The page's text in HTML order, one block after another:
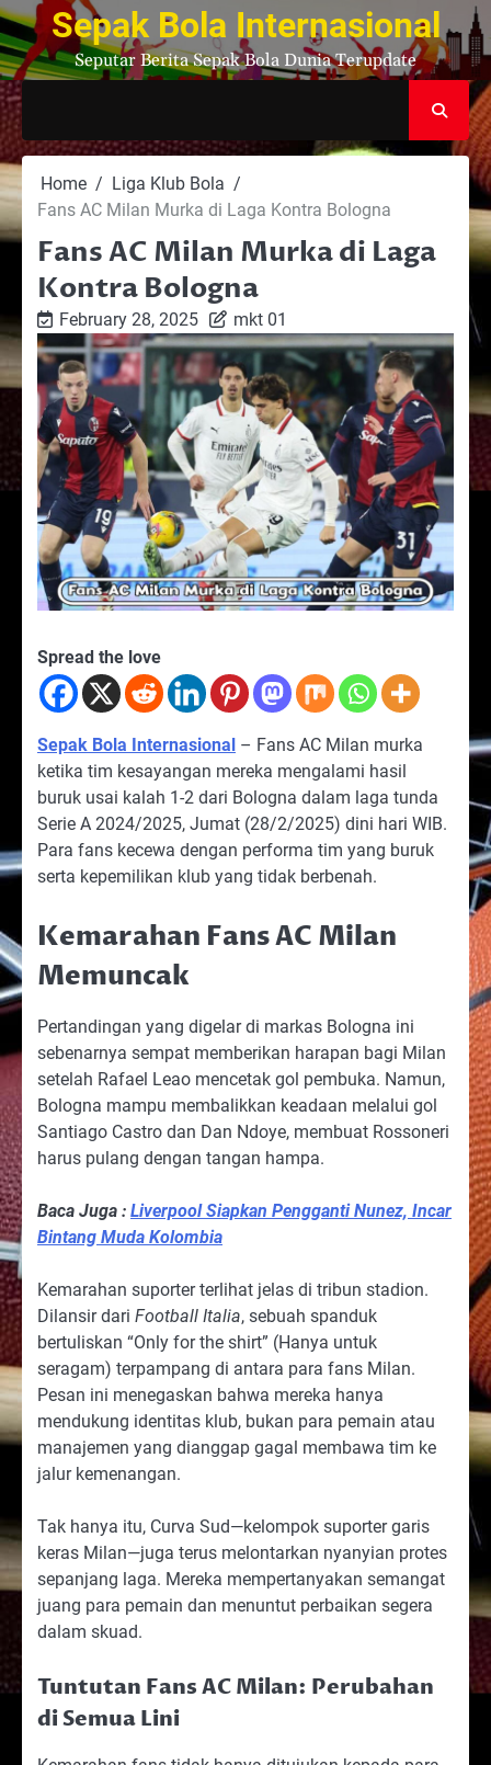
Skip
to
content
Sepak Bola Internasional
Seputar Berita Sepak Bola Dunia Terupdate
Home
Liga Klub Bola
Fans AC Milan Murka di Laga Kontra Bologna
Fans AC Milan Murka di Laga
Kontra Bologna
February 28, 2025 mkt 01
Spread the love
Sepak Bola Internasional – Fans AC Milan murka
ketika tim kesayangan mereka mengalami hasil
buruk usai kalah 1-2 dari Bologna dalam laga tunda
Serie A 2024/2025, Jumat (28/2/2025) dini hari WIB.
Para fans kecewa dengan performa tim yang buruk
serta kepemilikan klub yang tidak berbenah.
Kemarahan Fans AC Milan
Memuncak
Pertandingan yang digelar di markas Bologna ini
sebenarnya sempat memberikan harapan bagi Milan
setelah Rafael Leao mencetak gol pembuka. Namun,
Bologna mampu membalikkan keadaan melalui gol
Santiago Castro dan Dan Ndoye, membuat Rossoneri
harus pulang dengan tangan hampa.
Baca Juga : Liverpool Siapkan Pengganti Nunez, Incar
Bintang Muda Kolombia
Kemarahan suporter terlihat jelas di tribun stadion.
Dilansir dari Football Italia, sebuah spanduk
bertuliskan “Only for the shirt” (Hanya untuk
seragam) terpampang di antara para fans Milan.
Pesan ini menegaskan bahwa mereka hanya
mendukung identitas klub, bukan para pemain atau
manajemen yang dianggap gagal membawa tim ke
jalur kemenangan.
Tak hanya itu, Curva Sud—kelompok suporter garis
keras Milan—juga terus melontarkan nyanyian protes
sepanjang laga. Mereka mempertanyakan semangat
juang para pemain dan menuntut perbaikan segera
dalam skuad.
Tuntutan Fans AC Milan: Perubahan
di Semua Lini